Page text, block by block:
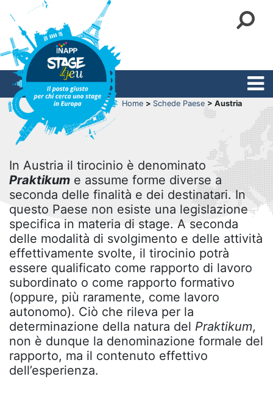
Home > Schede Paese > Austria
In Austria il tirocinio è denominato
Praktikum e assume forme diverse a
seconda delle finalità e dei destinatari. In
questo Paese non esiste una legislazione
specifica in materia di stage. A seconda
delle modalità di svolgimento e delle attività
effettivamente svolte, il tirocinio potrà
essere qualificato come rapporto di lavoro
subordinato o come rapporto formativo
(oppure, più raramente, come lavoro
autonomo). Ciò che rileva per la
determinazione della natura del Praktikum,
non è dunque la denominazione formale del
rapporto, ma il contenuto effettivo
dell’esperienza.